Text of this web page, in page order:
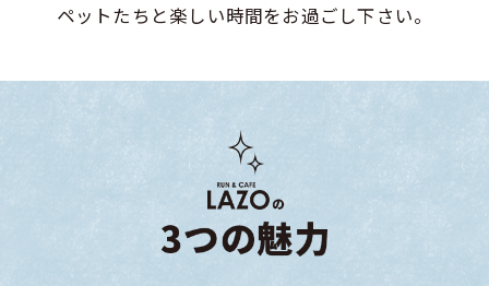
ペットたちと楽しい時間をお過ごし下さい。